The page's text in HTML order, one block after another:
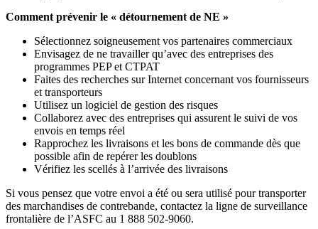
Comment prévenir le « détournement de NE »
Sélectionnez soigneusement vos partenaires commerciaux
Envisagez de ne travailler qu’avec des entreprises des
programmes PEP et CTPAT
Faites des recherches sur Internet concernant vos fournisseurs
et transporteurs
Utilisez un logiciel de gestion des risques
Collaborez avec des entreprises qui assurent le suivi de vos
envois en temps réel
Rapprochez les livraisons et les bons de commande dès que
possible afin de repérer les doublons
Vérifiez les scellés à l’arrivée des livraisons
Si vous pensez que votre envoi a été ou sera utilisé pour transporter
des marchandises de contrebande, contactez la ligne de surveillance
frontalière de l’ASFC au 1 888 502-9060.